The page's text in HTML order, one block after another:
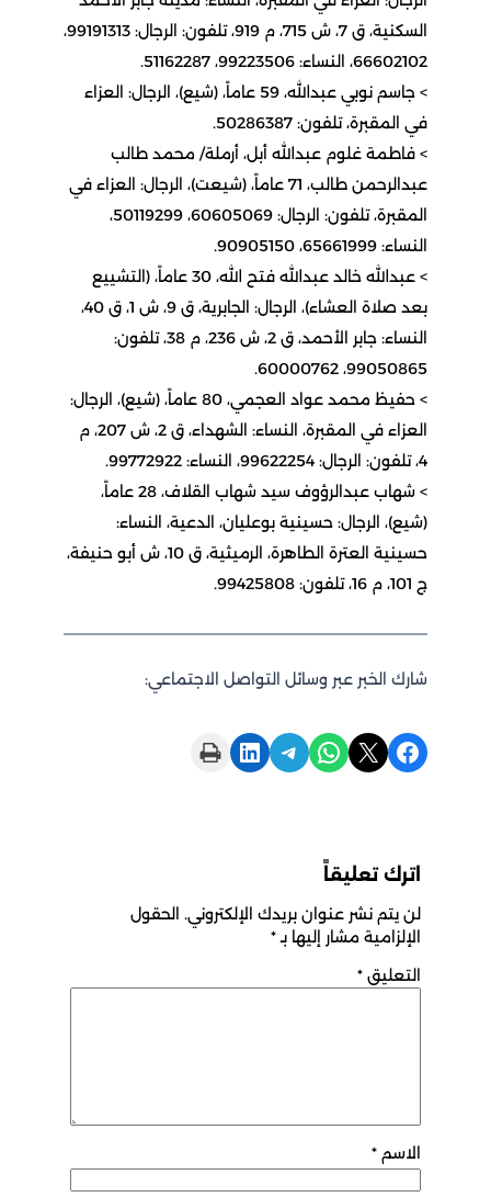
السكنية، ق 7، ش 715، م 919، تلفون: الرجال: 99191313،
66602102، النساء: 99223506، 51162287.
> جاسم نوبي عبدالله، 59 عاماً، (شيع)، الرجال: العزاء
في المقبرة، تلفون: 50286387.
> فاطمة غلوم عبدالله أبل، أرملة/ محمد طالب
عبدالرحمن طالب، 71 عاماً، (شيعت)، الرجال: العزاء في
المقبرة، تلفون: الرجال: 60605069، 50119299،
النساء: 65661999، 90905150.
> عبدالله خالد عبدالله فتح الله، 30 عاماً، (التشييع
بعد صلاة العشاء)، الرجال: الجابرية، ق 9، ش 1، ق 40،
النساء: جابر الأحمد، ق 2، ش 236، م 38، تلفون:
99050865، 60000762.
> حفيظ محمد عواد العجمي، 80 عاماً، (شيع)، الرجال:
العزاء في المقبرة، النساء: الشهداء، ق 2، ش 207، م
> شهاب عبدالرؤوف سيد شهاب القلاف، 28 عاماً،
(شيع)، الرجال: حسينية بوعليان، الدعية، النساء:
حسينية العترة الطاهرة، الرميثية، ق 10، ش أبو حنيفة،
ج 101، م 16، تلفون: 99425808.
شارك الخبر عبر وسائل التواصل الاجتماعي:
Share on Facebook
Share on X
Share on WhatsApp
Share on Telegram
Share on LinkedIn
Print this Page
اترك تعليقاً
لن يتم نشر عنوان بريدك الإلكتروني. الحقول
الإلزامية مشار إليها بـ *
التعليق*
الاسم*